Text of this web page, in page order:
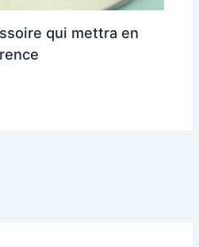
qui mettra en